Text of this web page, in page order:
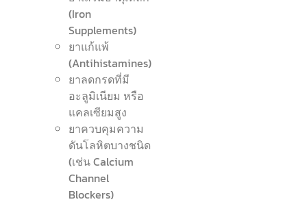
(Iron
Supplements)
ยาแก้แพ้
(Antihistamines)
ยาลดกรดที่มี
อะลูมิเนียม หรือ
แคลเซียมสูง
ยาควบคุมความ
ดันโลหิตบางชนิด
(เช่น Calcium
Channel
Blockers)